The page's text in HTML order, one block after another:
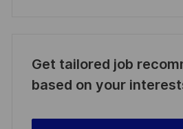
Get tailored job
based on your